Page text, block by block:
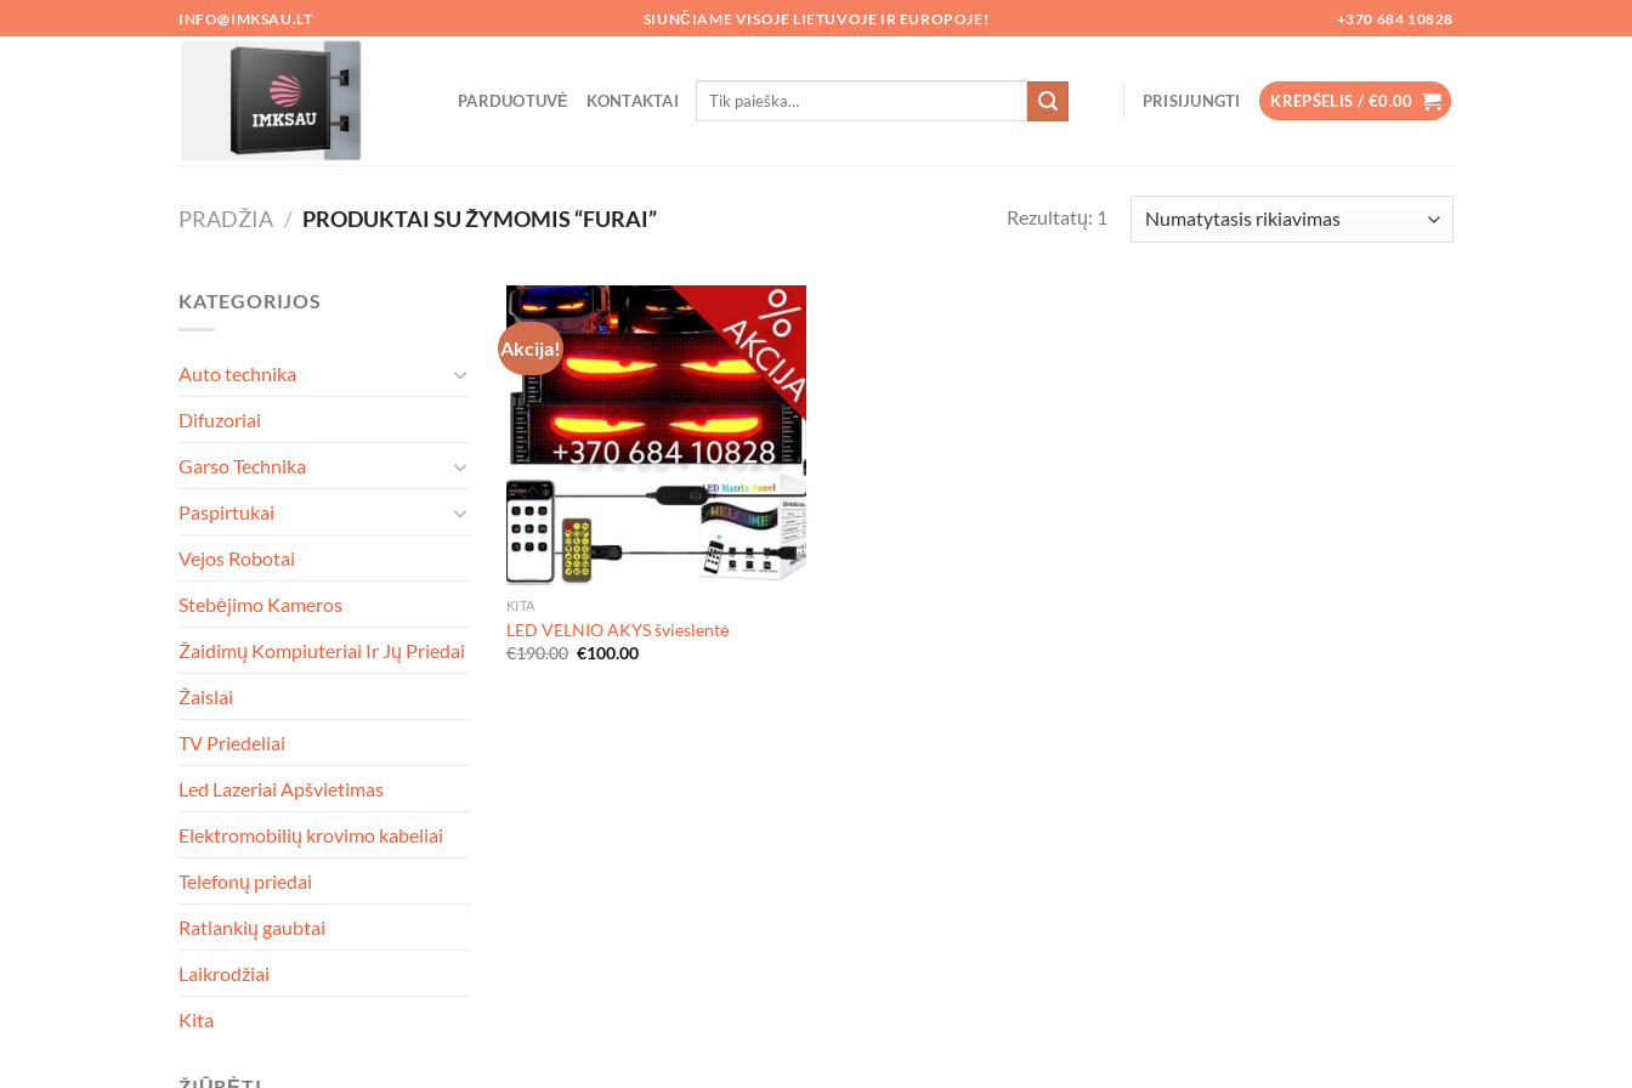
to
INFO@IMKSAU.LT SIUNČIAME VISOJE LIETUVOJE IR EUROPOJE! +370 684 10828
PARDUOTUVĖ KONTAKTAI
Ieškoti:
PRISIJUNGTI KREPŠELIS / €0.00
PRADŽIA / PRODUKTAI SU ŽYMOMIS “FURAI” Rezultatų: 1
KATEGORIJOS
Auto technika
Difuzoriai
Garso Technika
Paspirtukai
Vejos Robotai
Stebėjimo Kameros
Žaidimų Kompiuteriai Ir Jų Priedai
Žaislai
TV Priedeliai
Led Lazeriai Apšvietimas
Elektromobilių krovimo kabeliai
Telefonų priedai
Ratlankių gaubtai
Laikrodžiai
Kita
Akcija!
KITA
LED VELNIO AKYS švieslentė
€190.00 Original
€100.00Current